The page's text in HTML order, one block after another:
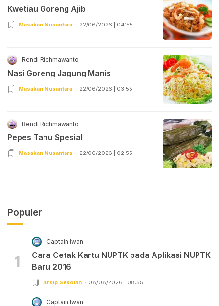
Kwetiau Goreng Ajib
Masakan Nusantara 22/06/2026 | 04:55
Rendi Richmawanto
Nasi Goreng Jagung Manis
Masakan Nusantara 22/06/2026 | 03:55
Rendi Richmawanto
Pepes Tahu Spesial
Masakan Nusantara 22/06/2026 | 02:55
Populer
1
Captain Iwan
Cara Cetak Kartu NUPTK pada Aplikasi NUPTK
Baru 2016
Arsip Sekolah 08/08/2026 | 08:55
Captain Iwan